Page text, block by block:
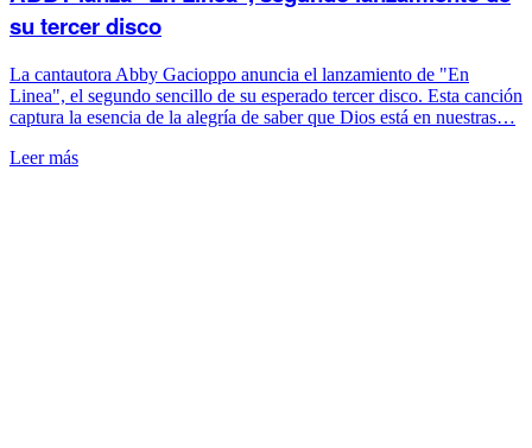
su tercer disco
La cantautora Abby Gacioppo anuncia el lanzamiento de "En
Linea", el segundo sencillo de su esperado tercer disco. Esta canción
captura la esencia de la alegría de saber que Dios está en nuestras…
Leer más